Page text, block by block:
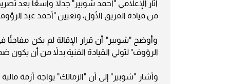
أثار الإعلامي "أحمد شوبير" جدلاً واسعًا بعد
من قيادة الفريق الأول، وتعيين "أحمد عبد
وأوضح "شوبير" أن قرار الإقالة لم يكن مفاجئًا
الرؤوف" لتولي القيادة الفنية بدلاً من أن يكون
وأشار "شوبير" إلى أن "الزمالك" يواجه أزمة